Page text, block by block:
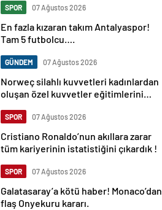
SPOR 07 Ağustos 2026
En fazla kızaran takım Antalyaspor!
Tam 5 futbolcu….
GÜNDEM 07 Ağustos 2026
Norweç silahlı kuvvetleri kadınlardan
oluşan özel kuvvetler eğitimlerini
SPOR 07 Ağustos 2026
Cristiano Ronaldo’nun akıllara zarar
tüm kariyerinin istatistiğini çıkardık !
SPOR 07 Ağustos 2026
Galatasaray’a kötü haber! Monaco’dan
flaş Onyekuru kararı.